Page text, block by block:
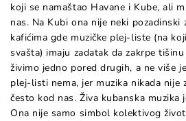
koji se namaštao Havane i Kube, ali
nas. Na Kubi ona nije neki pozadinski
kafićima gde muzičke plej-liste (na
svašta) imaju zadatak da zakrpe
živimo jedno pored drugih, a ne više
plej-listi nema, jer muzika nikada nije
često kod nas. Živa kubanska muzika
Ona nije samo simbol kolektivog